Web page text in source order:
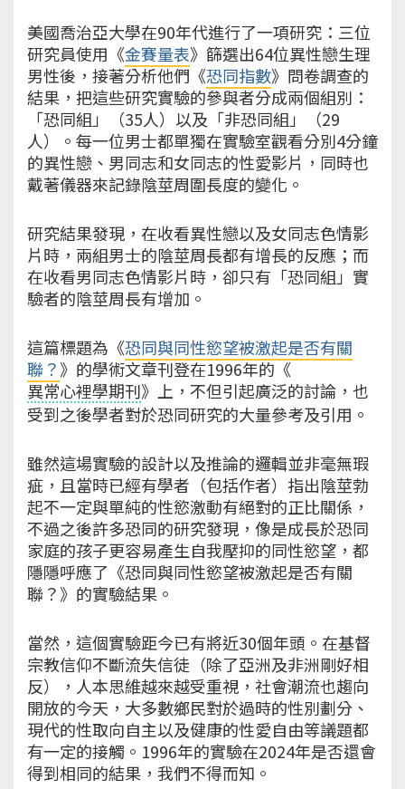
美國喬治亞大學在90年代進行了一項研究：三位
研究員使用《金賽量表》篩選出64位異性戀生理
男性後，接著分析他們《恐同指數》問卷調查的
結果，把這些研究實驗的參與者分成兩個組別：
「恐同組」（35人）以及「非恐同組」（29
人）。每一位男士都單獨在實驗室觀看分別4分鐘
的異性戀、男同志和女同志的性愛影片，同時也
戴著儀器來記錄陰莖周圍長度的變化。
研究結果發現，在收看異性戀以及女同志色情影
片時，兩組男士的陰莖周長都有增長的反應；而
在收看男同志色情影片時，卻只有「恐同組」實
驗者的陰莖周長有增加。
這篇標題為《恐同與同性慾望被激起是否有關
聯？》的學術文章刊登在1996年的《
異常心裡學期刊》上，不但引起廣泛的討論，也
受到之後學者對於恐同研究的大量參考及引用。
雖然這場實驗的設計以及推論的邏輯並非毫無瑕
疵，且當時已經有學者（包括作者）指出陰莖勃
起不一定與單純的性慾激動有絕對的正比關係，
不過之後許多恐同的研究發現，像是成長於恐同
家庭的孩子更容易產生自我壓抑的同性慾望，都
隱隱呼應了《恐同與同性慾望被激起是否有關
聯？》的實驗結果。
當然，這個實驗距今已有將近30個年頭。在基督
宗教信仰不斷流失信徒（除了亞洲及非洲剛好相
反），人本思維越來越受重視，社會潮流也趨向
開放的今天，大多數鄉民對於過時的性別劃分、
現代的性取向自主以及健康的性愛自由等議題都
有一定的接觸。1996年的實驗在2024年是否還會
得到相同的結果，我們不得而知。